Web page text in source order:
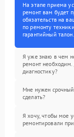
На этапе приема
ремонт вам будет
обязательств на
по ремонту
гарантийный талон.
Я уже знаю в чем
ремонт необходим.
диагностику?
Мне нужен
сделать?
Я хочу, чтобы мое
ремонтировали